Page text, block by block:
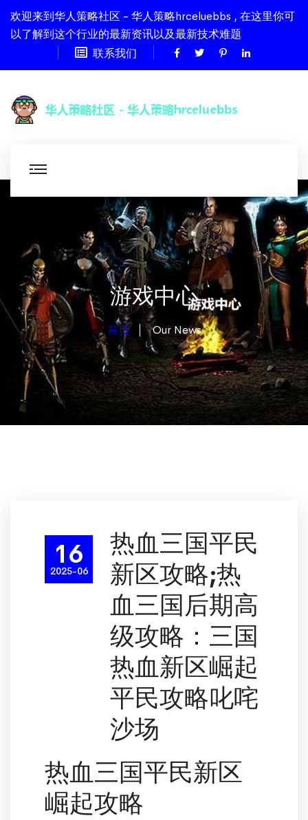
欢迎来到华人策略社区 - 华人策略hrceluebbs , 在这里你可
以了解到这个行业的最新资讯以及最新技术难题
联系我们
游戏中心
首页 Our News
16
2025-06
热血三国平民
新区攻略;热
血三国后期高
级攻略：三国
热血新区崛起
平民攻略叱咤
沙场
热血三国平民新区
崛起攻略